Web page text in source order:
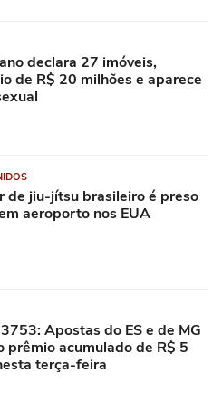
declara 27 imóveis,
de R$ 20 milhões e aparece
de jiu-jítsu brasileiro é preso
aeroporto nos EUA
Apostas do ES e de MG
prêmio acumulado de R$ 5
terça-feira